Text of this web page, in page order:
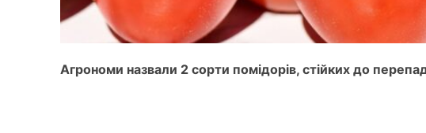
Агрономи назвали 2 сорти помідорів, стійких до